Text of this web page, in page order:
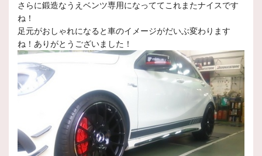
さらに鍛造なうえベンツ専用になっててこれまたナイスです
ね！
足元がおしゃれになると車のイメージがだいぶ変わります
ね！ありがとうございました！